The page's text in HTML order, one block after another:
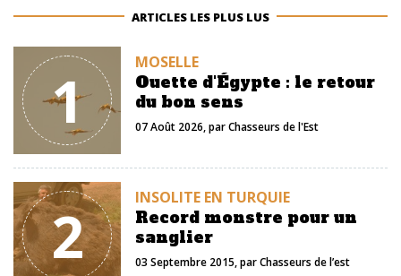
ARTICLES LES PLUS LUS
1 MOSELLE
Ouette d'Égypte : le retour
du bon sens
07 Août 2026, parChasseurs de l'Est
2 INSOLITE EN TURQUIE
Record monstre pour un
sanglier
03 Septembre 2015, parChasseurs de l’est